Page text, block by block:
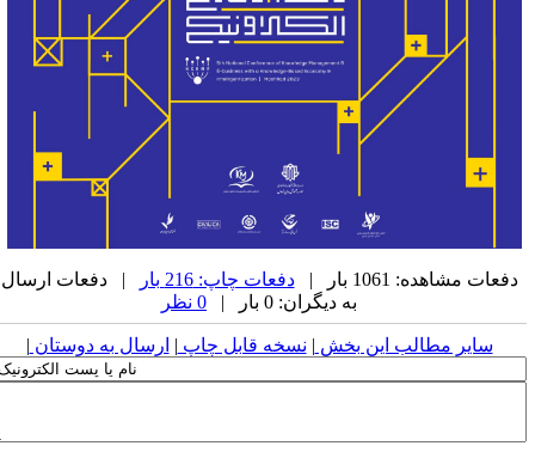
دفعات مشاهده: 1061 بار | دفعات چاپ: 216 بار
| دفعات ارسال
به دیگران: 0 بار |
سایر مطالب این بخش | نسخه قابل چاپ| ارسال به دوستان|